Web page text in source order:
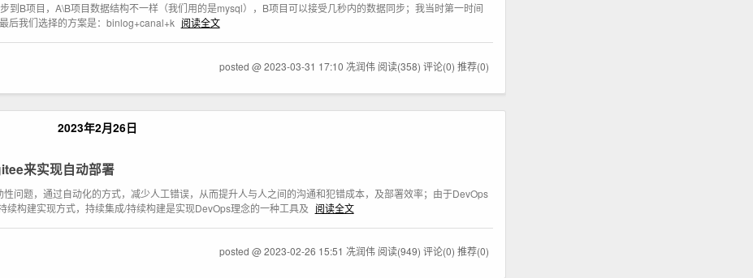
到B项目，A\B项目数据结构不一样（我们用的是mysql），B项目可以接受几秒内的数据同步；我当时第一时间
后我们选择的方案是：binlog+canal+k 阅读全文
posted @ 2023-03-31 17:10 冼润伟 阅读(358) 评论(0) 推荐(0)
2023年2月26日
来实现自动部署
问题，通过自动化的方式，减少人工错误，从而提升人与人之间的沟通和犯错成本，及部署效率；由于DevOps
构建实现方式，持续集成/持续构建是实现DevOps理念的一种工具及 阅读全文
posted @ 2023-02-26 15:51 冼润伟 阅读(949) 评论(0) 推荐(0)